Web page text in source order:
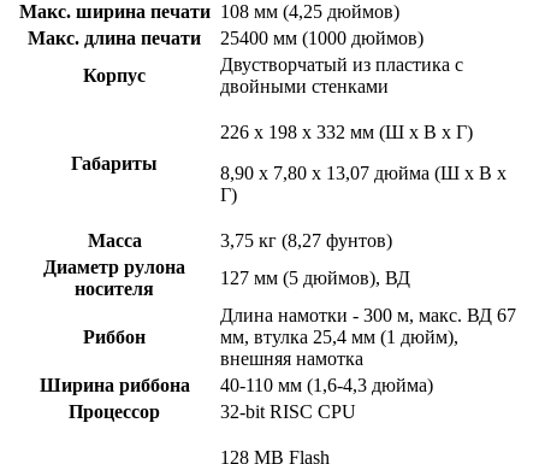
Макс. ширина печати 108 мм (4,25 дюймов)
Макс. длина печати
25400 мм (1000 дюймов)
Корпус
Двустворчатый из пластика с
двойными стенками
Габариты
226 x 198 x 332 мм (Ш x В x Г)
8,90 x 7,80 x 13,07 дюйма (Ш x В x
Г)
Масса
3,75 кг (8,27 фунтов)
Диаметр рулона
носителя
127 мм (5 дюймов), ВД
Риббон
Длина намотки - 300 м, макс. ВД 67
мм, втулка 25,4 мм (1 дюйм),
внешняя намотка
Ширина риббона
40-110 мм (1,6-4,3 дюйма)
Процессор
32-bit RISC CPU
128 MB Flash